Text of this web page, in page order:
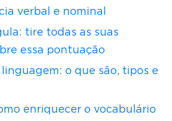
verbal e nominal
tire todas as suas
essa pontuação
o que são, tipos e
enriquecer o vocabulário